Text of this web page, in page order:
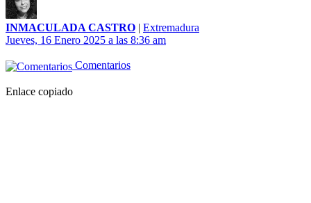
INMACULADA CASTRO | Extremadura
Jueves, 16 Enero 2025 a las 8:36 am
Comentarios
Enlace copiado